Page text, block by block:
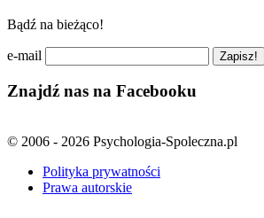
Bądź na bieżąco!
e-mail
Znajdź nas na Facebooku
© 2006 - 2026 Psychologia-Spoleczna.pl
Polityka prywatności
Prawa autorskie